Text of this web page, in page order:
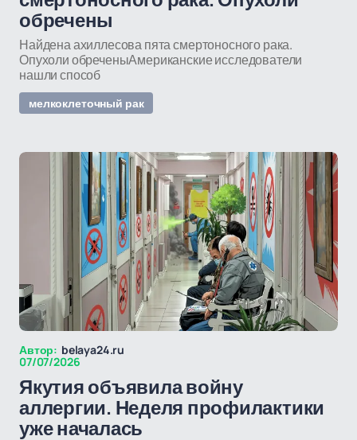
обречены
Найдена ахиллесова пята смертоносного рака.
Опухоли обреченыАмериканские исследователи
нашли способ
мелкоклеточный рак
Автор: belaya24.ru
07/07/2026
Якутия объявила войну
аллергии. Неделя профилактики
уже началась